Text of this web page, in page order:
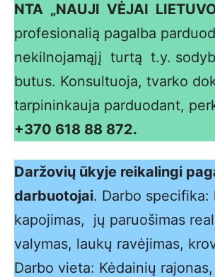
NTA „NAUJI VĖJAI
profesionalią pagalba
nekilnojamąjį turtą t.y.
butus. Konsultuoja, tvarko
tarpininkauja parduodant,
+370 618 88 872.
Daržovių ūkyje reikalingi
darbuotojai. Darbo specifika:
kapojimas, jų paruošimas
valymas, laukų ravėjimas,
Darbo vieta: Kėdainių